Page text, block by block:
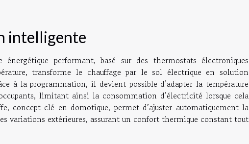
intelligente
performant, basé sur des thermostats électroniques
transforme le chauffage par le sol électrique en solution
à la programmation, il devient possible d’adapter la température
limitant ainsi la consommation d’électricité lorsque cela
concept clé en domotique, permet d’ajuster automatiquement la
variations extérieures, assurant un confort thermique constant tout